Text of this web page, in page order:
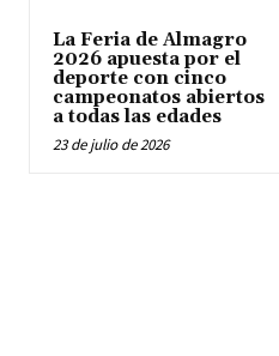
La Feria de Almagro
2026 apuesta por el
deporte con cinco
campeonatos abiertos
a todas las edades
23 de julio de 2026